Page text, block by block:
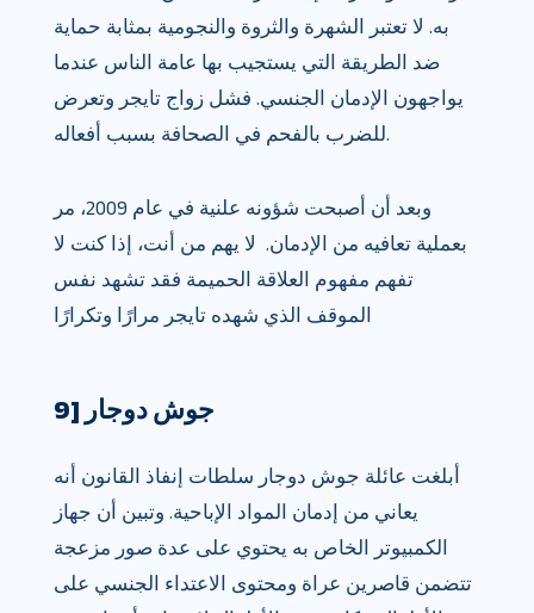
به. لا تعتبر الشهرة والثروة والنجومية بمثابة حماية
ضد الطريقة التي يستجيب بها عامة الناس عندما
يواجهون الإدمان الجنسي. فشل زواج تايجر وتعرض
للضرب بالفحم في الصحافة بسبب أفعاله.
وبعد أن أصبحت شؤونه علنية في عام 2009، مر
بعملية تعافيه من الإدمان. لا يهم من أنت، إذا كنت لا
تفهم مفهوم العلاقة الحميمة فقد تشهد نفس
الموقف الذي شهده تايجر مرارًا وتكرارًا
9] جوش دوجار
أبلغت عائلة جوش دوجار سلطات إنفاذ القانون أنه
يعاني من إدمان المواد الإباحية. وتبين أن جهاز
الكمبيوتر الخاص به يحتوي على عدة صور مزعجة
تتضمن قاصرين عراة ومحتوى الاعتداء الجنسي على